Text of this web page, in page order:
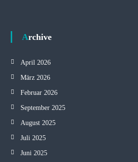
Archive
April 2026
März 2026
Februar 2026
September 2025
August 2025
Juli 2025
Juni 2025